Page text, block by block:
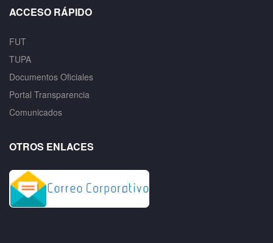
ACCESO RÁPIDO
FUT
TUPA
Documentos Oficiales
Portal Transparencia
Comunicados
OTROS ENLACES